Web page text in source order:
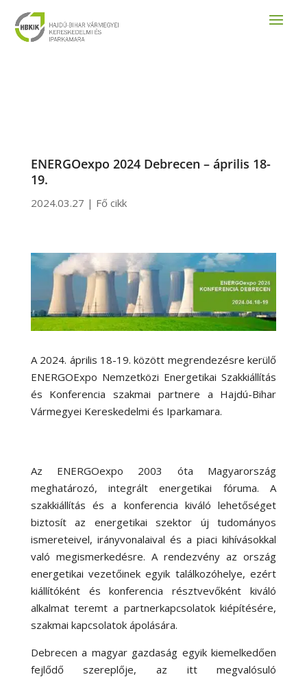
ENERGOexpo 2024 Debrecen – április 18-
19.
2024.03.27 | Fő cikk
A 2024. április 18-19. között megrendezésre kerülő
ENERGOExpo Nemzetközi Energetikai Szakkiállítás
és Konferencia szakmai partnere a Hajdú-Bihar
Vármegyei Kereskedelmi és Iparkamara.
Az ENERGOexpo 2003 óta Magyarország
meghatározó, integrált energetikai fóruma. A
szakkiállítás és a konferencia kiváló lehetőséget
biztosít az energetikai szektor új tudományos
ismereteivel, irányvonalaival és a piaci kihívásokkal
való megismerkedésre. A rendezvény az ország
energetikai vezetőinek egyik találkozóhelye, ezért
kiállítóként és konferencia résztvevőként kiváló
alkalmat teremt a partnerkapcsolatok kiépítésére,
szakmai kapcsolatok ápolására.
Debrecen a magyar gazdaság egyik kiemelkedően
fejlődő szereplője, az itt megvalósuló